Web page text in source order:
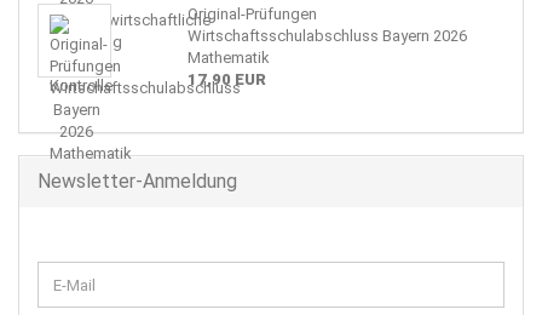
Original-Prüfungen
Wirtschaftsschulabschluss Bayern 2026
Mathematik
17,90 EUR
Newsletter-Anmeldung
ZUR
E-
Mail